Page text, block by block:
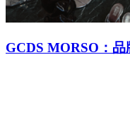
GCDS MORSO：